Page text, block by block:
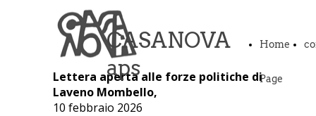
CASANOVA
aps
Home
Page
Lettera aperta alle forze politiche di
Laveno Mombello,
10 febbraio 2026